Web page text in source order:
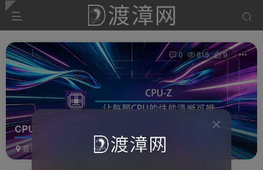
CPU-Z安卓高级版
首页 系统软件 正文
0 815 9